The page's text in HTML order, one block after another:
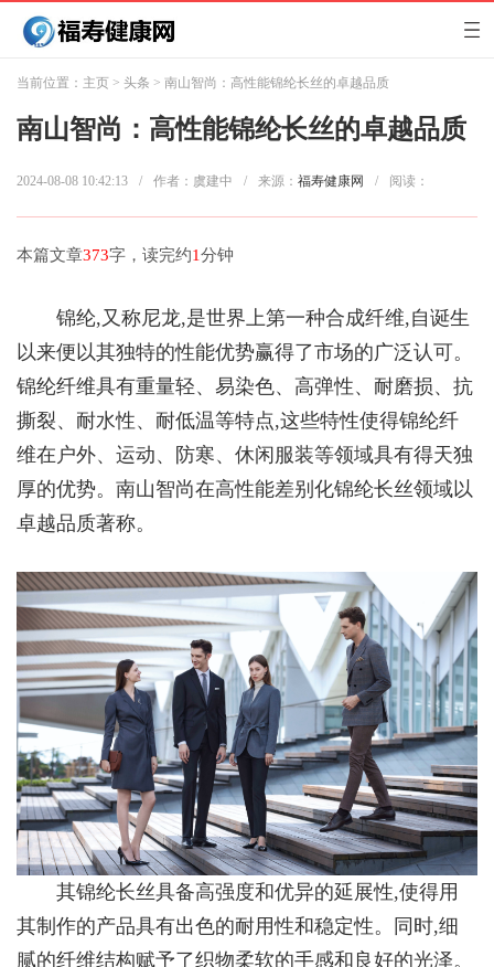
当前位置： 主页 > 头条 > 南山智尚：高性能锦纶长丝的卓越品质
南山智尚：高性能锦纶长丝的卓越品质
2024-08-08 10:42:13 / 作者：虞建中 / 来源： 福寿健康网 / 阅读：
本篇文章373字，读完约1分钟
锦纶,又称尼龙,是世界上第一种合成纤维,自诞生
以来便以其独特的性能优势赢得了市场的广泛认可。
锦纶纤维具有重量轻、易染色、高弹性、耐磨损、抗
撕裂、耐水性、耐低温等特点,这些特性使得锦纶纤
维在户外、运动、防寒、休闲服装等领域具有得天独
厚的优势。南山智尚在高性能差别化锦纶长丝领域以
卓越品质著称。
其锦纶长丝具备高强度和优异的延展性,使得用
其制作的产品具有出色的耐用性和稳定性。同时,细
腻的纤维结构赋予了织物柔软的手感和良好的光泽。